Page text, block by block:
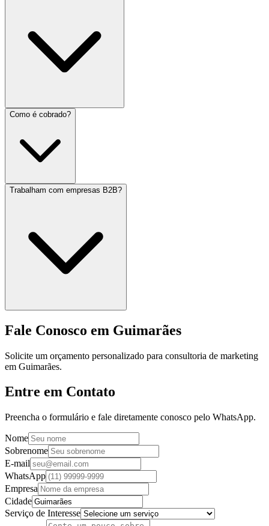
Como é cobrado?
Trabalham com empresas B2B?
Fale Conosco em Guimarães
Solicite um orçamento personalizado para consultoria de marketing
em Guimarães.
Entre em Contato
Preencha o formulário e fale diretamente conosco pelo WhatsApp.
Nome
Sobrenome
E-mail
WhatsApp
Empresa
Cidade
Serviço de Interesse